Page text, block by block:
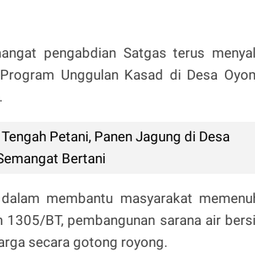
pengabdian Satgas terus
Unggulan Kasad di Desa
Petani, Panen Jagung di Desa
Bertani
membantu masyarakat
BT, pembangunan sarana air
secara gotong royong.